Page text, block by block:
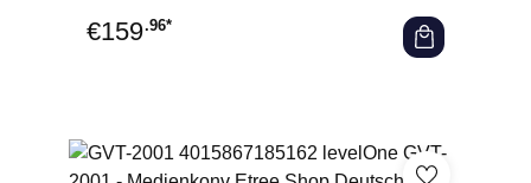
€159.96*